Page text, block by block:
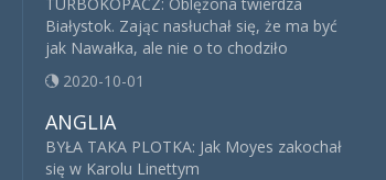
Białystok. Zając nasłuchał się, że ma być
jak Nawałka, ale nie o to chodziło
2020-10-01
ANGLIA
BYŁA TAKA PLOTKA: Jak Moyes zakochał
się w Karolu Linettym